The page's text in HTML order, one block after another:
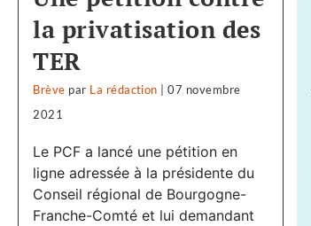
la privatisation des
TER
Brève par La rédaction |07 novembre
2021
Le PCF a lancé une pétition en
ligne adressée à la présidente du
Conseil régional de Bourgogne-
Franche-Comté et lui demandant